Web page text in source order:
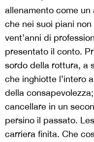
allenamento come un
che nei suoi piani non
vent’anni di
presentato il conto.
sordo della rottura, a
che inghiotte l’intero
della
cancellare in un
persino il passato.
carriera finita. Che